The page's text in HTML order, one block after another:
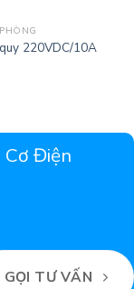
220VDC/10A
Điện
GỌI TƯ VẤN